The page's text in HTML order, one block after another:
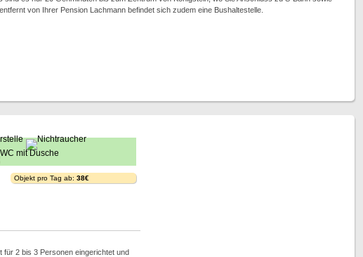
von Ihrer Pension Lachmann befindet sich zudem eine Bushaltestelle.
Objekt pro Tag ab: 38€
2 bis 3 Personen eingerichtet und